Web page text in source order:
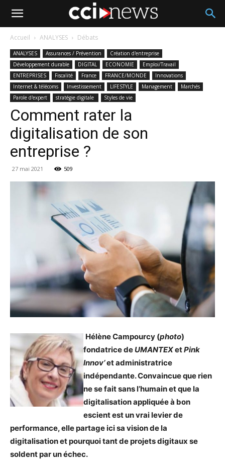
Accueil ANALYSES Débats
ANALYSES Assurances / Prévention
Création d'entreprise
Développement durable
DIGITAL ECONOMIE
Emploi/Travail
ENTREPRISES
Fiscalité France FRANCE/MONDE
Innovations
Internet & télécoms
Investissement LIFESTYLE Management
Marchés
Parole d'expert
stratégie digitale Styles de vie
Comment rater la
digitalisation de son
entreprise ?
27 mai 2021 509
Hélène Campourcy (photo)
fondatrice de UMANTEXetPink
Innov’et administratrice
indépendante. Convaincue que rien
ne se fait sans l’humain et que la
digitalisation appliquée à bon
escient est un vrai levier de
performance, elle partage ici sa vision de la
digitalisation et pourquoi tant de projets digitaux se
soldent par un échec.